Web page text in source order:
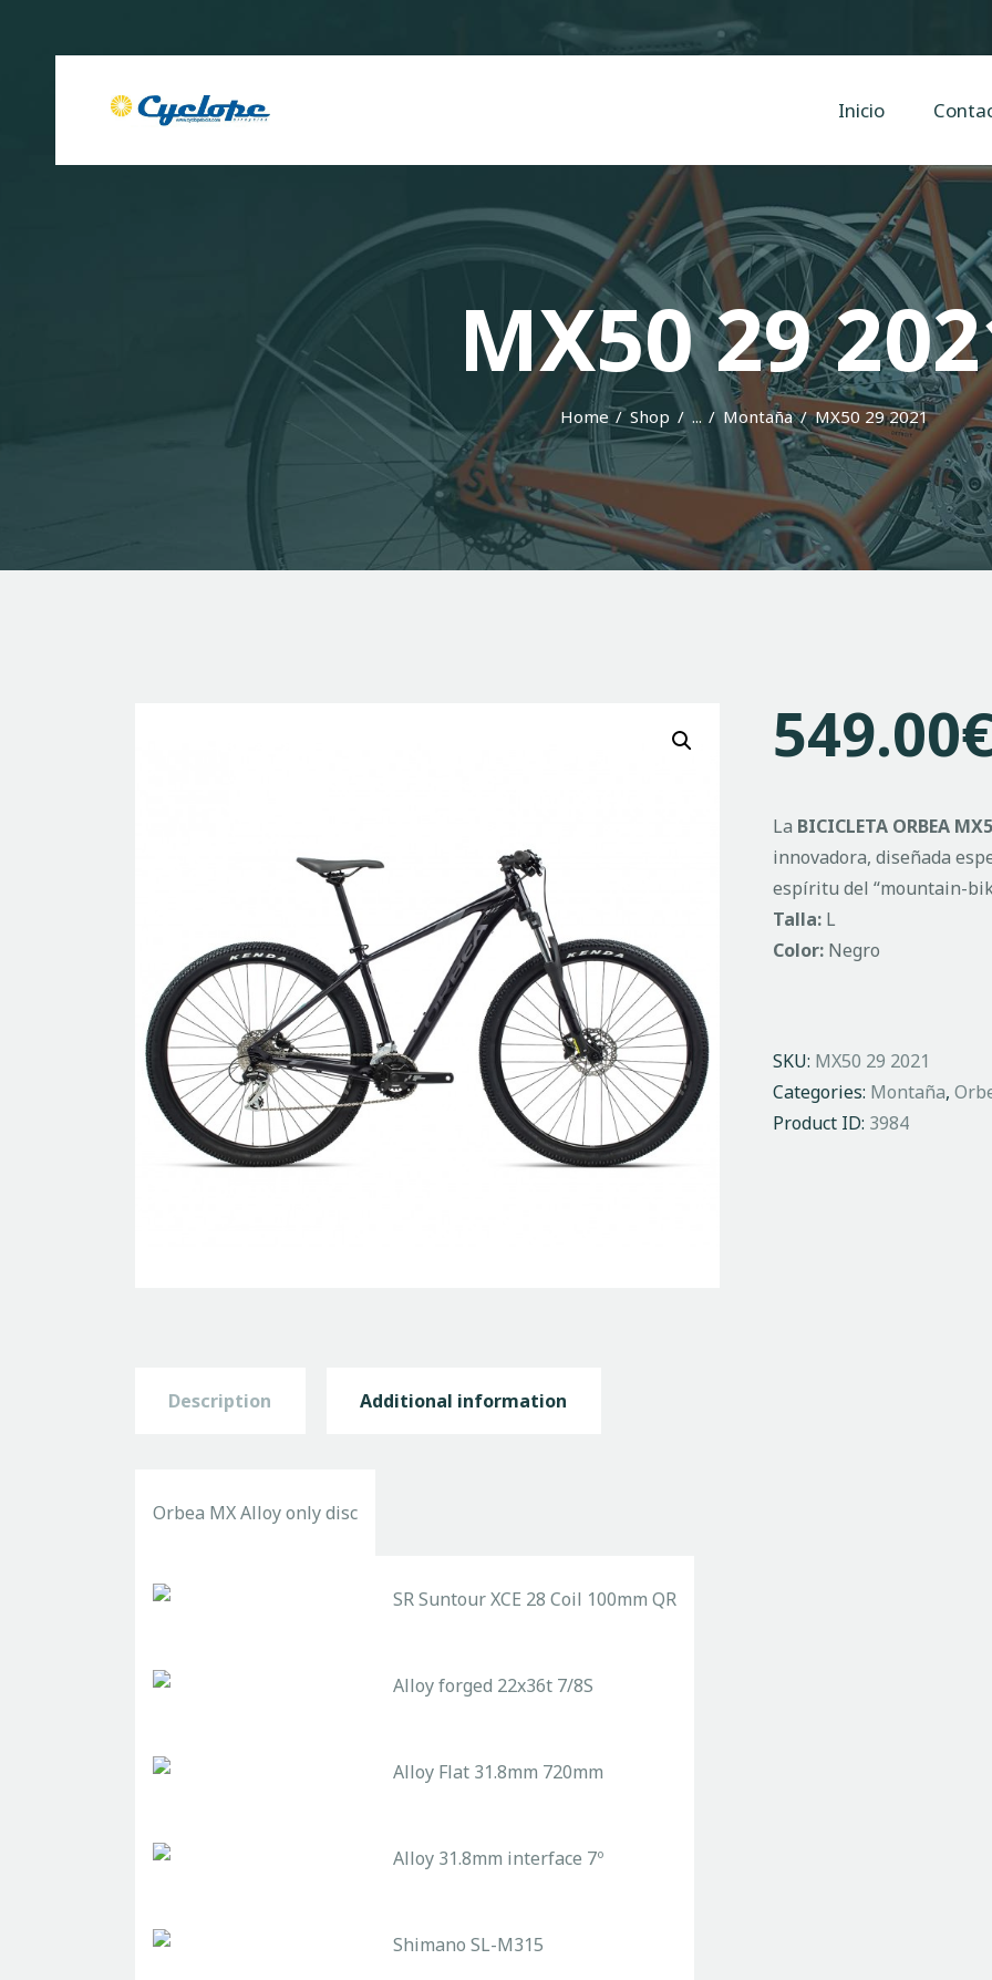
Inicio
MX50 29
Home Shop ... Montaña MX50 29 2021
Taller y venta de bicis, eléctricas, mtb en Irun, Hondarribia y Hendaya
Inicio
549.00
La BICICLETA ORBEA
innovadora, diseñada
espíritu del “mountain-
Talla: L
Color: Negro
SKU: MX50 29 2021
Categories: Montaña,
Product ID: 3984
Description Additional information
Orbea MX Alloy only disc
SR Suntour XCE 28 Coil 100mm QR
Alloy forged 22x36t 7/8S
Alloy Flat 31.8mm 720mm
Alloy 31.8mm interface 7º
Shimano SL-M315